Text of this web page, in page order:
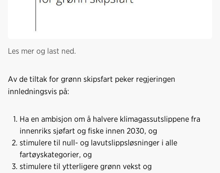
Les mer og last ned.
Av de tiltak for grønn skipsfart peker regjeringen
innledningsvis på:
Ha en ambisjon om å halvere klimagassutslippene fra
innenriks sjøfart og fiske innen 2030, og
stimulere til null- og lavutslippsløsninger i alle
fartøyskategorier, og
stimulere til ytterligere grønn vekst og